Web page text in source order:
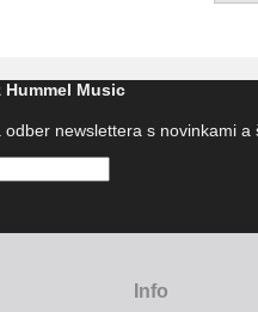
Hummel Music
odber newslettera s novinkami
Info